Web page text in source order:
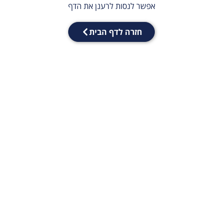
אפשר לנסות לרענן את הדף
חזרה לדף הבית